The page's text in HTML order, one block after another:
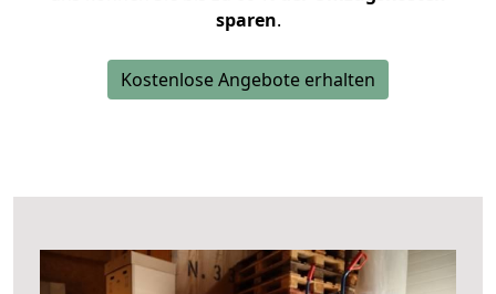
sparen.
Kostenlose Angebote erhalten